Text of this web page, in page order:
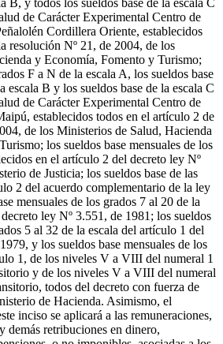
B, y todos los sueldos base de la escala C
de Carácter Experimental Centro de
Cordillera Oriente, establecidos
resolución Nº 21, de 2004, de los
y Economía, Fomento y Turismo;
F a N de la escala A, los sueldos base
escala B y los sueldos base de la escala C
de Carácter Experimental Centro de
establecidos todos en el artículo 2 de
de los Ministerios de Salud, Hacienda
los sueldos base mensuales de los
en el artículo 2 del decreto ley Nº
de Justicia; los sueldos base de las
2 del acuerdo complementario de la ley
mensuales de los grados 7 al 20 de la
ley Nº 3.551, de 1981; los sueldos
5 al 32 de la escala del artículo 1 del
y los sueldos base mensuales de los
1, de los niveles V a VIII del numeral 1
y de los niveles V a VIII del numeral
todos del decreto con fuerza de
de Hacienda. Asimismo, el
inciso se aplicará a las remuneraciones,
demás retribuciones en dinero,